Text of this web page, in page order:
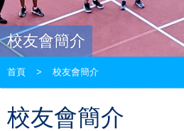
校友會簡介
首頁 > 校友會簡介
校友會簡介